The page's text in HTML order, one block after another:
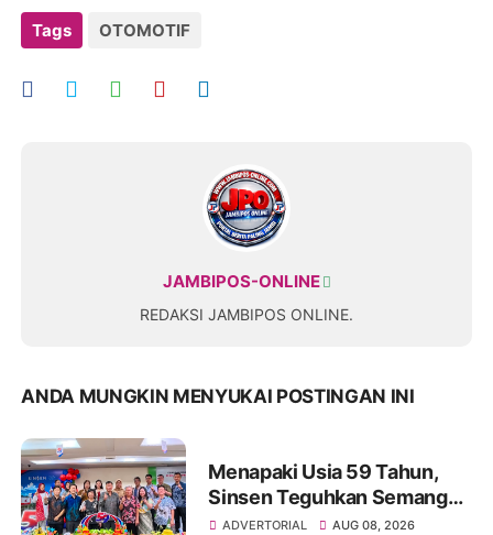
Tags OTOMOTIF
JAMBIPOS-ONLINE
REDAKSI JAMBIPOS ONLINE.
ANDA MUNGKIN MENYUKAI POSTINGAN INI
Menapaki Usia 59 Tahun,
Sinsen Teguhkan Semangat
“Sustainably Growing”
ADVERTORIAL AUG 08, 2026